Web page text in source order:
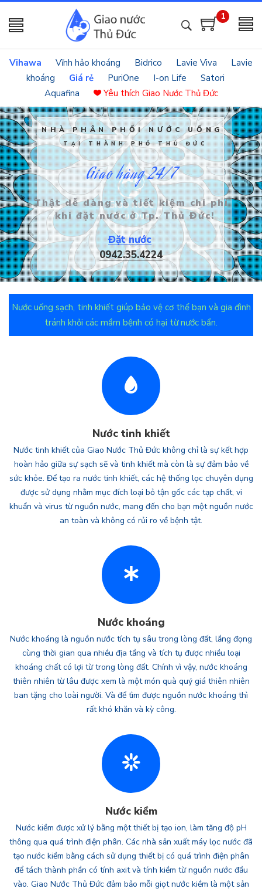
1
Vihawa Vĩnh hảo khoáng Bidrico Lavie Viva
Lavie
khoáng
Giá rẻ PuriOne I-on Life
Satori
Aquafina
Yêu thích Giao Nước Thủ Đức
NHÀ PHÂN PHỐI NƯỚC UỐNG
Giao hàng 24/7
Thật dễ dàng và tiết kiệm chi phí
Đặt nước
TẠI THÀNH PHỐ THỦ ĐỨC
0942.35.4224
khi đặt nước ở Tp. Thủ Đức!
Nước uống sạch, tinh khiết giúp bảo vệ cơ thể bạn và gia đình
tránh khỏi các mầm bệnh có hại từ nước bẩn.
Nước tinh khiết
Nước tinh khiết của Giao Nước Thủ Đức không chỉ là sự kết hợp
hoàn hảo giữa sự sạch sẽ và tinh khiết mà còn là sự đảm bảo về
sức khỏe. Để tạo ra nước tinh khiết, các hệ thống lọc chuyên dụng
được sử dụng nhằm mục đích loại bỏ tận gốc các tạp chất, vi
khuẩn và virus từ nguồn nước, mang đến cho bạn một nguồn nước
an toàn và không có rủi ro về bệnh tật.
Nước khoáng
Nước khoáng là nguồn nước tích tụ sâu trong lòng đất, lắng đọng
cùng thời gian qua nhiều địa tầng và tích tụ được nhiều loại
khoáng chất có lợi từ trong lòng đất. Chính vì vậy, nước khoáng
thiên nhiên từ lâu được xem là một món quà quý giá thiên nhiên
ban tặng cho loài người. Và để tìm được nguồn nước khoáng thì
rất khó khăn và kỳ công.
Nước kiềm
Nước kiềm được xử lý bằng một thiết bị tạo ion, làm tăng độ pH
thông qua quá trình điện phân. Các nhà sản xuất máy lọc nước đã
tạo nước kiềm bằng cách sử dụng thiết bị có quá trình điện phân
để tách thành phần có tính axit và tính kiềm từ nguồn nước đầu
vào. Giao Nước Thủ Đức đảm bảo mỗi giọt nước kiềm là một sản